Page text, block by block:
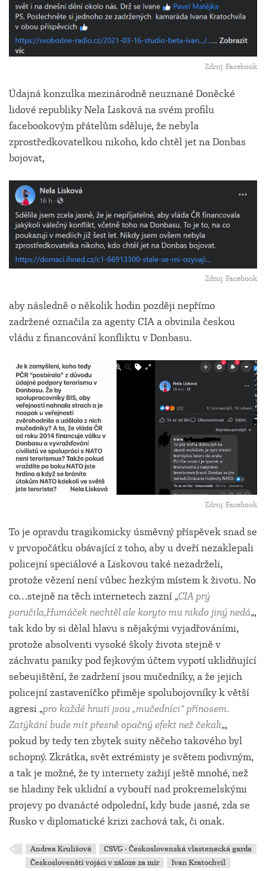
Zdroj: Facebook
Údajná konzulka mezinárodně neuznané Doněcké
lidové republiky Nela Lisková na svém profilu
facebookovým přátelům sděluje, že nebyla
zprostředkovatelkou nikoho, kdo chtěl jet na Donbas
bojovat,
Zdroj: Facebook
aby následně o několik hodin později nepřímo
zadržené označila za agenty CIA a obvinila českou
vládu z financování konfliktu v Donbasu.
Zdroj: Facebook
To je opravdu tragikomicky úsměvný příspěvek snad se
v prvopočátku obávající z toho, aby u dveří nezaklepali
policejní speciálové a Liskovou také nezadrželi,
protože vězení není vůbec hezkým místem k životu. No
co…stejně na těch internetech zazní „CIA prý
poručila,Humáček nechtěl ale koryto mu nikdo jiný nedá„,
tak kdo by si dělal hlavu s nějakými vyjadřováními,
protože absolventi vysoké školy života stejně v
záchvatu paniky pod fejkovým účtem vypotí uklidňující
sebeujištění, že zadržení jsou mučedníky, a že jejich
policejní zastaveníčko přiměje spolubojovníky k větší
agresi „pro každé hnutí jsou „mučedníci“ přínosem.
Zatýkání bude mít přesně opačný efekt než čekali„,
pokud by tedy ten zbytek suity něčeho takového byl
schopný. Zkrátka, svět extrémisty je světem podivným,
a tak je možné, že ty internety zažijí ještě mnohé, než
se hladiny řek uklidní a vybouří nad prokremelskými
projevy po dvanácté odpolední, kdy bude jasné, zda se
Rusko v diplomatické krizi zachová tak, či onak.
Andrea Krulišová
CSVG - Československá vlastenecká garda
Českoslovenští vojáci v záloze za mír
Ivan Kratochvíl